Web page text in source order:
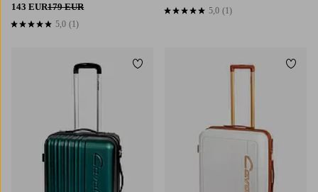
143 EUR179 EUR
5,0 perustuen 1 arvosanaan
5,0 (1)
5,0 perustuen 1 arvosanaan
5,0 (1)
Lisää suosikkeihin